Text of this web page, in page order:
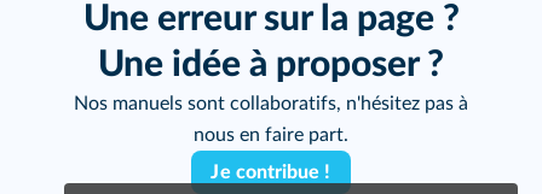
Une erreur sur la page ?
Une idée à proposer ?
Nos manuels sont collaboratifs, n'hésitez pas à
nous en faire part.
Je contribue !